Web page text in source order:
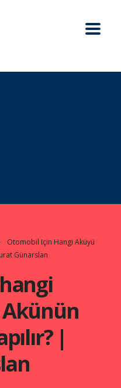
Otomobil Için Hangi Aküyü
Günarslan
Akünün
|